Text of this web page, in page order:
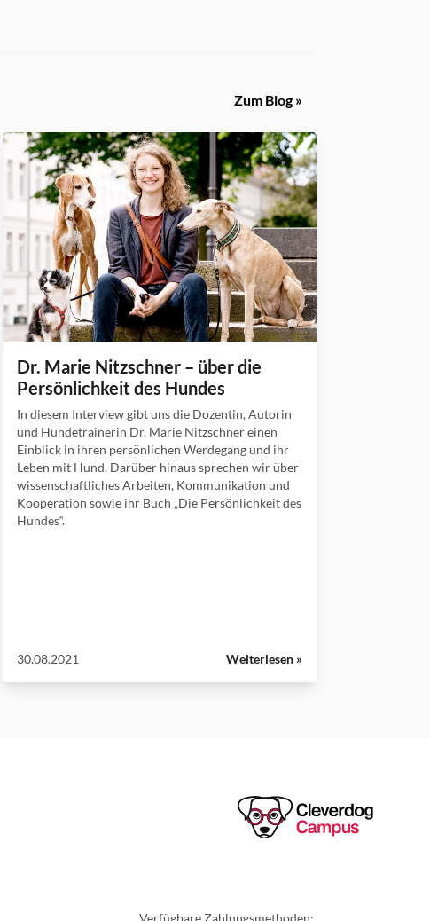
Zum Blog »
Dr. Marie Nitzschner – über die
Persönlichkeit des Hundes
In diesem Interview gibt uns die Dozentin, Autorin
und Hundetrainerin Dr. Marie Nitzschner einen
Einblick in ihren persönlichen Werdegang und ihr
Leben mit Hund. Darüber hinaus sprechen wir über
wissenschaftliches Arbeiten, Kommunikation und
Kooperation sowie ihr Buch „Die Persönlichkeit des
Hundes“.
30.08.2021 Weiterlesen »